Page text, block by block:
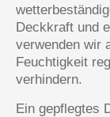
Deckkraft und
verwenden wir
Feuchtigkeit
verhindern.
Ein gepflegtes